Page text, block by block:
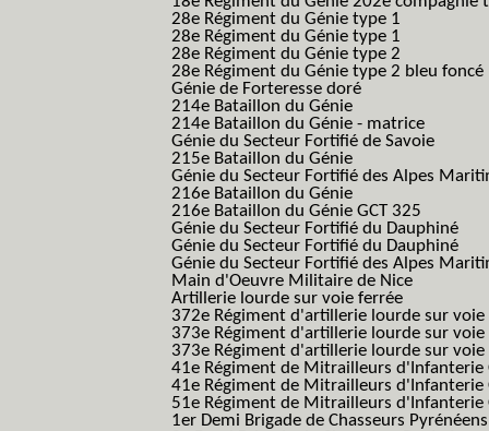
28e Régiment du Génie type 1
28e Régiment du Génie type 1
28e Régiment du Génie type 2
28e Régiment du Génie type 2 bleu foncé
Génie de Forteresse doré
214e Bataillon du Génie
214e Bataillon du Génie - matrice
Génie du Secteur Fortifié de Savoie
215e Bataillon du Génie
Génie du Secteur Fortifié des Alpes
216e Bataillon du Génie
216e Bataillon du Génie GCT 325
Génie du Secteur Fortifié du Dauphiné
Génie du Secteur Fortifié du Dauphiné
Génie du Secteur Fortifié des Alpes
Main d'Oeuvre Militaire de Nice
Artillerie lourde sur voie ferrée
372e Régiment d'artillerie lourde sur voie
373e Régiment d'artillerie lourde sur voie
373e Régiment d'artillerie lourde sur
41e Régiment de Mitrailleurs d'Infanterie
41e Régiment de Mitrailleurs d'Infanterie
51e Régiment de Mitrailleurs d'Infanterie
1er Demi Brigade de Chasseurs Pyrénéens